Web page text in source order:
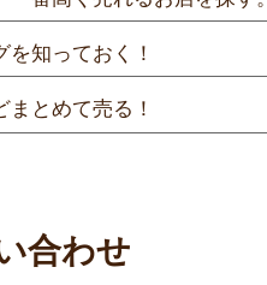
知っておく！
とめて売る！
合わせ